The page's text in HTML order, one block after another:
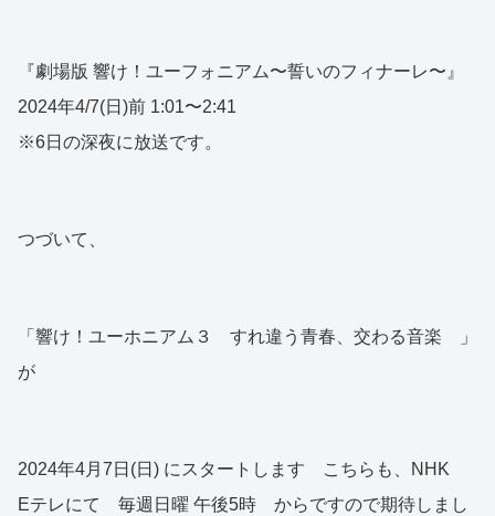
『劇場版 響け！ユーフォニアム〜誓いのフィナーレ〜』
2024年4/7(日)前 1:01〜2:41
※6日の深夜に放送です。
つづいて、
「響け！ユーホニアム３ すれ違う青春、交わる音楽 」
が
2024年4月7日(日) にスタートします こちらも、NHK
Eテレにて 毎週日曜 午後5時 からですので期待しまし